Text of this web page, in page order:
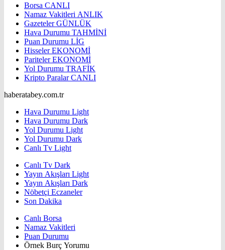
Borsa CANLI
Namaz Vakitleri ANLIK
GazetelerGÜNLÜK
Hava Durumu TAHMİNİ
Puan Durumu LİG
HisselerEKONOMİ
ParitelerEKONOMİ
Yol Durumu TRAFİK
Kripto ParalarCANLI
haberatabey.com.tr
Hava Durumu Light
Hava Durumu Dark
Yol Durumu Light
Yol Durumu Dark
Canlı Tv Light
Canlı Tv Dark
Yayın Akışları Light
Yayın Akışları Dark
Nöbetçi Eczaneler
Son Dakika
Canlı Borsa
Namaz Vakitleri
Puan Durumu
Örnek Burç Yorumu